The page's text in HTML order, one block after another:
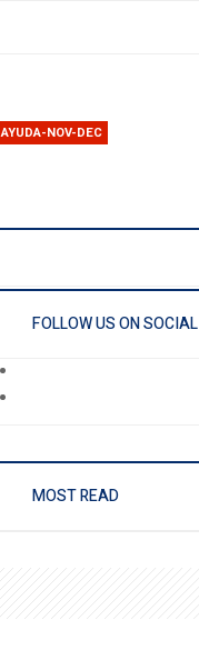
AYUDA-NOV-DEC
FOLLOW US ON SOCIAL
MOST READ